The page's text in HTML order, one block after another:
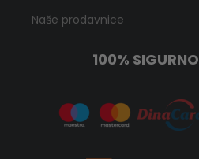
Naše prodavnice
100%